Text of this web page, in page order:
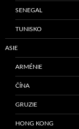
SENEGAL
TUNISKO
ASIE
ARMÉNIE
ČÍNA
GRUZIE
HONG KONG